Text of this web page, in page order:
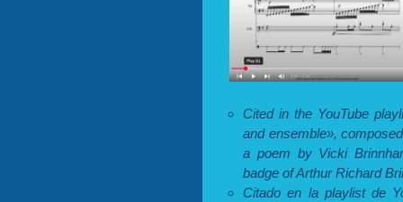
Cited in the YouTube
and ensemble»,
a poem by Vicki
badge of Arthur Richard
Citado en la playlist de